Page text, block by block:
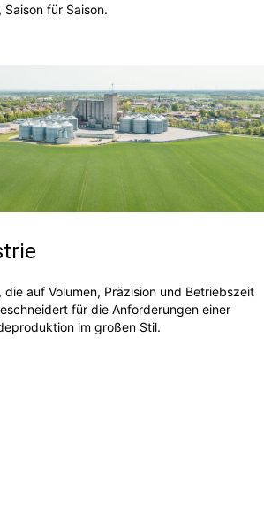
für Saison.
auf Volumen, Präzision und Betriebszeit
für die Anforderungen einer
im großen Stil.